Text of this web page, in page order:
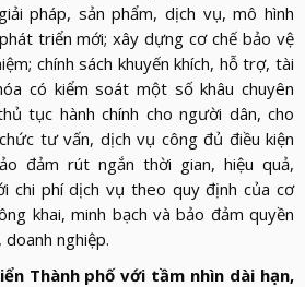
pháp, sản phẩm, dịch vụ, mô hình
triển mới; xây dựng cơ chế bảo vệ
chính sách khuyến khích, hỗ trợ, tài
có kiểm soát một số khâu chuyên
tục hành chính cho người dân, cho
tư vấn, dịch vụ công đủ điều kiện
đảm rút ngắn thời gian, hiệu quả,
chi phí dịch vụ theo quy định của cơ
khai, minh bạch và bảo đảm quyền
nghiệp.
Thành phố với tầm nhìn dài hạn,